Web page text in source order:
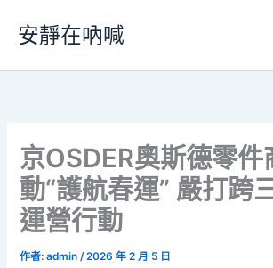
要
安靜在吶喊
京OSDER奧斯德零件
動“護航春運” 嚴打跨
運營行動
作者:admin/2026 年 2 月 5 日